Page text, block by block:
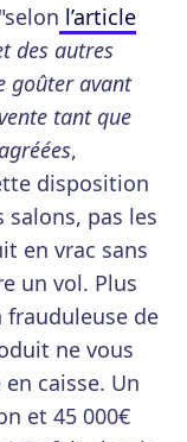
l’article
des autres
goûter avant
tant que
,
disposition
salons, pas les
en vrac sans
un vol. Plus
de
ne vous
caisse. Un
et 45 000€